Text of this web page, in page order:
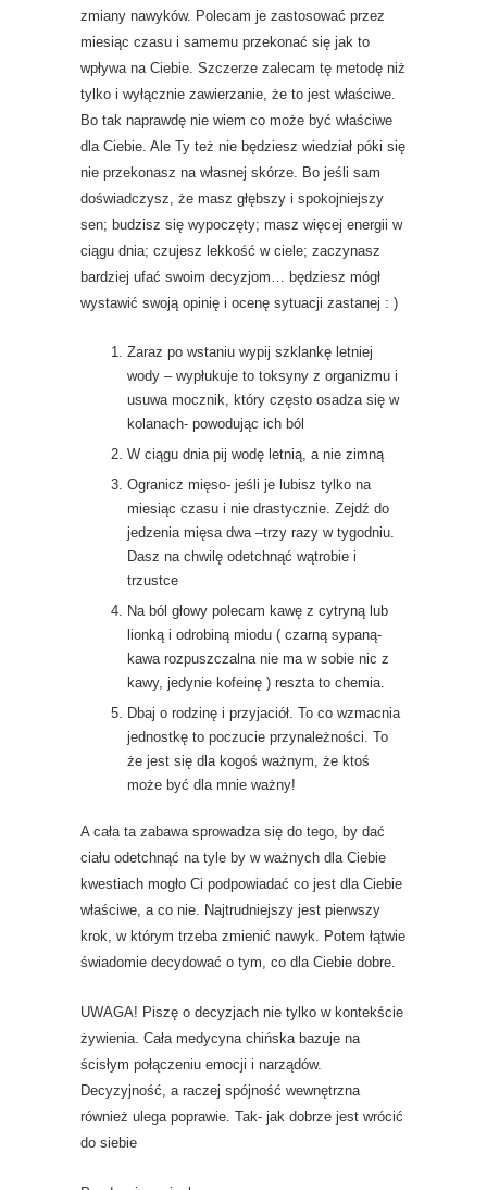
zmiany nawyków. Polecam je zastosować przez
miesiąc czasu i samemu przekonać się jak to
wpływa na Ciebie. Szczerze zalecam tę metodę niż
tylko i wyłącznie zawierzanie, że to jest właściwe.
Bo tak naprawdę nie wiem co może być właściwe
dla Ciebie. Ale Ty też nie będziesz wiedział póki się
nie przekonasz na własnej skórze. Bo jeśli sam
doświadczysz, że masz głębszy i spokojniejszy
sen; budzisz się wypoczęty; masz więcej energii w
ciągu dnia; czujesz lekkość w ciele; zaczynasz
bardziej ufać swoim decyzjom… będziesz mógł
wystawić swoją opinię i ocenę sytuacji zastanej : )
Zaraz po wstaniu wypij szklankę letniej
wody – wypłukuje to toksyny z organizmu i
usuwa mocznik, który często osadza się w
kolanach- powodując ich ból
W ciągu dnia pij wodę letnią, a nie zimną
Ogranicz mięso- jeśli je lubisz tylko na
miesiąc czasu i nie drastycznie. Zejdź do
jedzenia mięsa dwa –trzy razy w tygodniu.
Dasz na chwilę odetchnąć wątrobie i
trzustce
Na ból głowy polecam kawę z cytryną lub
lionką i odrobiną miodu ( czarną sypaną-
kawa rozpuszczalna nie ma w sobie nic z
kawy, jedynie kofeinę ) reszta to chemia.
Dbaj o rodzinę i przyjaciół. To co wzmacnia
jednostkę to poczucie przynależności. To
że jest się dla kogoś ważnym, że ktoś
może być dla mnie ważny!
A cała ta zabawa sprowadza się do tego, by dać
ciału odetchnąć na tyle by w ważnych dla Ciebie
kwestiach mogło Ci podpowiadać co jest dla Ciebie
właściwe, a co nie. Najtrudniejszy jest pierwszy
krok, w którym trzeba zmienić nawyk. Potem łątwie
świadomie decydować o tym, co dla Ciebie dobre.
UWAGA! Piszę o decyzjach nie tylko w kontekście
żywienia. Cała medycyna chińska bazuje na
ścisłym połączeniu emocji i narządów.
Decyzyjność, a raczej spójność wewnętrzna
również ulega poprawie. Tak- jak dobrze jest wrócić
do siebie